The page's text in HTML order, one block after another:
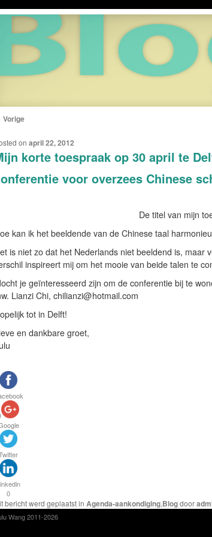
Vorige
korte toespraak op 30 april te
voor overzees Chinese
on april 22, 2012
De titel van mijn
kan ik het beeldende van de Chinese taal
is niet zo dat het Nederlands niet beeldend is, maar
inspireert mij om het mooie van beide talen te
je geïnteresseerd zijn om de conferentie bij te
Lianzi Chi, chilianzi@hotmail.com
tot in Delft!
en dankbare groet,
0
bericht werd geplaatst in Agenda-aankondiging,Blogdoor
Wang 2011-2026